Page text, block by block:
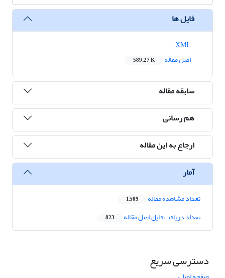
فایل ها
اصل مقاله
589.27 K
سابقه مقاله
هم رسانی
ارجاع به این مقاله
آمار
تعداد مشاهده مقاله 1,509
تعداد دریافت فایل اصل مقاله 823
دسترسی سریع